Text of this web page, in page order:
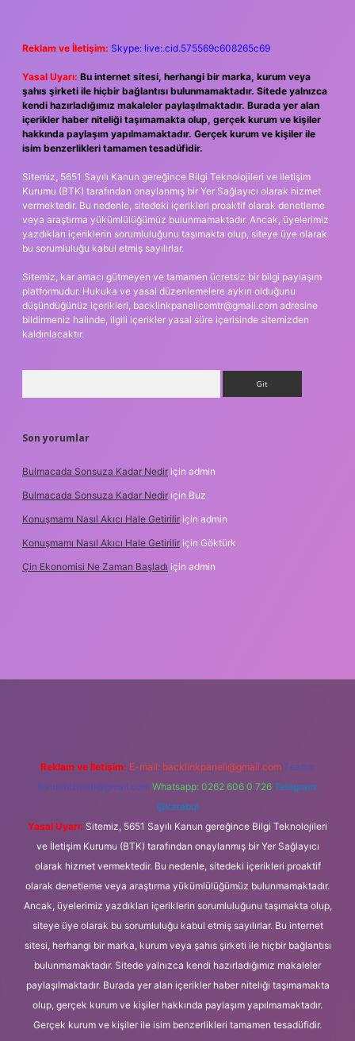
Reklam ve İletişim: Skype: live:.cid.575569c608265c69
Yasal Uyarı: Bu internet sitesi, herhangi bir marka, kurum veya
şahıs şirketi ile hiçbir bağlantısı bulunmamaktadır. Sitede yalnızca
kendi hazırladığımız makaleler paylaşılmaktadır. Burada yer alan
içerikler haber niteliği taşımamakta olup, gerçek kurum ve kişiler
hakkında paylaşım yapılmamaktadır. Gerçek kurum ve kişiler ile
isim benzerlikleri tamamen tesadüfidir.
Sitemiz, 5651 Sayılı Kanun gereğince Bilgi Teknolojileri ve İletişim
Kurumu (BTK) tarafından onaylanmış bir Yer Sağlayıcı olarak hizmet
vermektedir. Bu nedenle, sitedeki içerikleri proaktif olarak denetleme
veya araştırma yükümlülüğümüz bulunmamaktadır. Ancak, üyelerimiz
yazdıkları içeriklerin sorumluluğunu taşımakta olup, siteye üye olarak
bu sorumluluğu kabul etmiş sayılırlar.
Sitemiz, kar amacı gütmeyen ve tamamen ücretsiz bir bilgi paylaşım
platformudur. Hukuka ve yasal düzenlemelere aykırı olduğunu
düşündüğünüz içerikleri, backlinkpanelicomtr@gmail.com adresine
bildirmeniz halinde, ilgili içerikler yasal süre içerisinde sitemizden
kaldırılacaktır.
Son yorumlar
Bulmacada Sonsuza Kadar Nedir için admin
Bulmacada Sonsuza Kadar Nedir için Buz
Konuşmamı Nasıl Akıcı Hale Getirilir için admin
Konuşmamı Nasıl Akıcı Hale Getirilir için Göktürk
Çin Ekonomisi Ne Zaman Başladı için admin
Reklam ve İletişim: E-mail: backlinkpaneli@gmail.com Teams:
forumhizmeti@gmail.com Whatsapp: 0262 606 0 726 Telegram:
@karabul
Yasal Uyarı: Sitemiz, 5651 Sayılı Kanun gereğince Bilgi Teknolojileri
ve İletişim Kurumu (BTK) tarafından onaylanmış bir Yer Sağlayıcı
olarak hizmet vermektedir. Bu nedenle, sitedeki içerikleri proaktif
olarak denetleme veya araştırma yükümlülüğümüz bulunmamaktadır.
Ancak, üyelerimiz yazdıkları içeriklerin sorumluluğunu taşımakta olup,
siteye üye olarak bu sorumluluğu kabul etmiş sayılırlar. Bu internet
sitesi, herhangi bir marka, kurum veya şahıs şirketi ile hiçbir bağlantısı
bulunmamaktadır. Sitede yalnızca kendi hazırladığımız makaleler
paylaşılmaktadır. Burada yer alan içerikler haber niteliği taşımamakta
olup, gerçek kurum ve kişiler hakkında paylaşım yapılmamaktadır.
Gerçek kurum ve kişiler ile isim benzerlikleri tamamen tesadüfidir.